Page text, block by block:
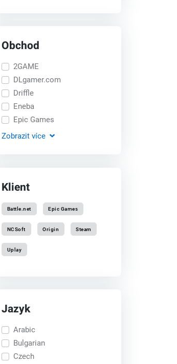
Obchod
2GAME
DLgamer.com
Driffle
Eneba
Epic Games
Zobrazit více
Klient
Battle.net Epic Games
NCSoft Origin Steam
Uplay
Jazyk
Arabic
Bulgarian
Czech